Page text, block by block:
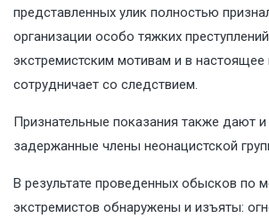
представленных улик полностью
организации особо тяжких
экстремистским мотивам и в настоящее
сотрудничает со следствием.
Признательные показания также дают и
задержанные члены неонацистской
В результате проведенных обысков по
экстремистов обнаружены и изъяты: